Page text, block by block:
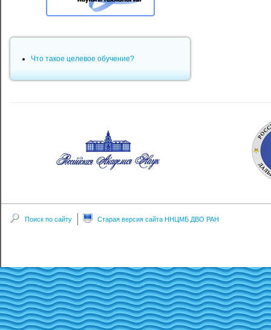
Что такое целевое обучение?
Поиск по сайту Старая версия сайта ННЦМБ ДВО РАН